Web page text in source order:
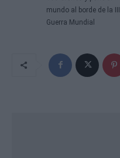
mundo al borde de la III
Guerra Mundial